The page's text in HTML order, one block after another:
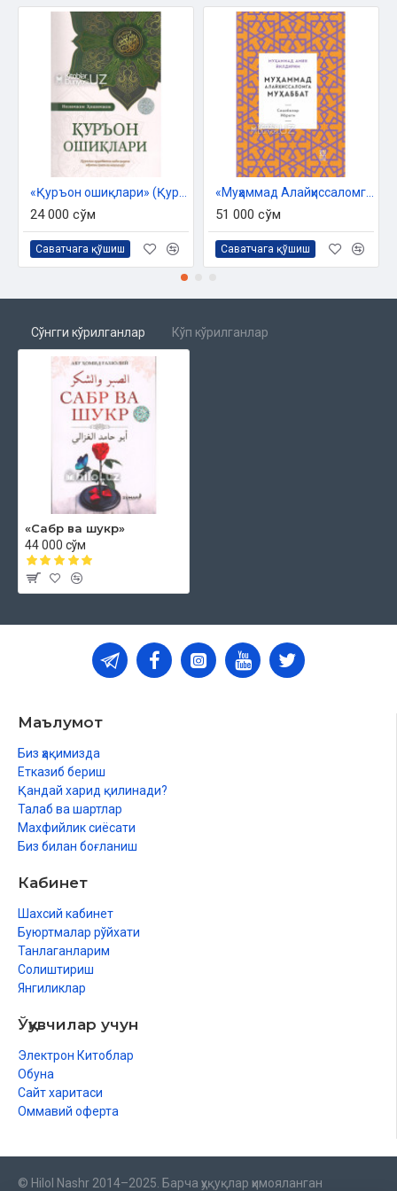
Сабр ва шукрнинг бир-бирига боғланадиган ўринлари. Бир
нарса устида сабр ва шукр жамланиш сабаби
Неъматнинг балодан афзал экани
Сабр афзалми ё шукр?
24 000 сўм
Саватчага қўшиш
51 000 сўм
Саватчага қўшиш
Сўнгги кўрилганлар Кўп кўрилганлар
«Сабр ва шукр»
44 000 сўм
Маълумот
Биз ҳақимизда
Етказиб бериш
Қандай харид қилинади?
Талаб ва шартлар
Махфийлик сиёсати
Биз билан боғланиш
Кабинет
Шахсий кабинет
Буюртмалар рўйхати
Танлаганларим
Солиштириш
Янгиликлар
Ўқувчилар учун
Электрон Китоблар
Обуна
Сайт харитаси
Оммавий оферта
© Hilol Nashr 2014–2025. Барча ҳуқуқлар ҳимояланган